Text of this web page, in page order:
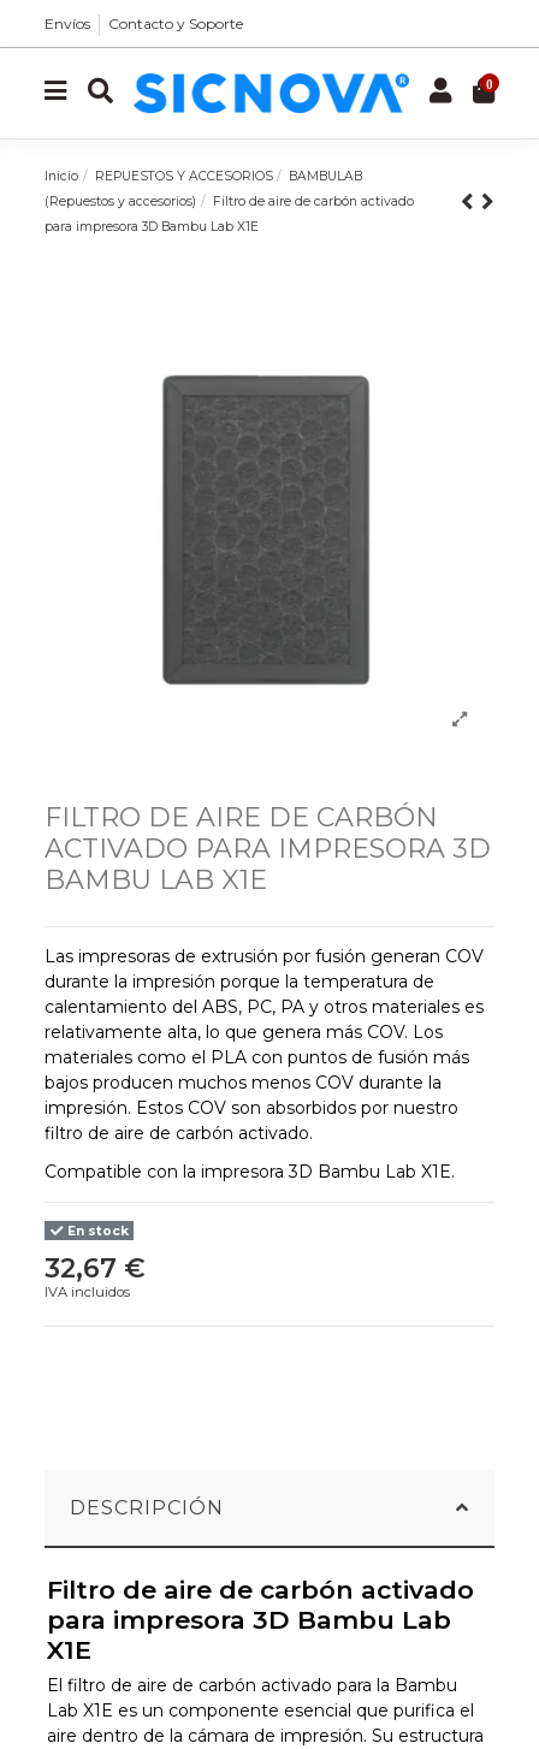
Envíos Contacto y Soporte
0
Inicio REPUESTOS Y ACCESORIOS
BAMBULAB
(Repuestos y accesorios)
Filtro de aire de carbón activado
para impresora 3D Bambu Lab X1E
FILTRO DE AIRE DE CARBÓN
ACTIVADO PARA IMPRESORA 3D
BAMBU LAB X1E
Las impresoras de extrusión por fusión generan COV
durante la impresión porque la temperatura de
calentamiento del ABS, PC, PA y otros materiales es
relativamente alta, lo que genera más COV. Los
materiales como el PLA con puntos de fusión más
bajos producen muchos menos COV durante la
impresión. Estos COV son absorbidos por nuestro
filtro de aire de carbón activado.
Compatible con la impresora 3D Bambu Lab X1E.
En stock
32,67 €
IVA incluidos
DESCRIPCIÓN
Filtro de aire de carbón activado
para impresora 3D Bambu Lab
X1E
El filtro de aire de carbón activado para la Bambu
Lab X1E es un componente esencial que purifica el
aire dentro de la cámara de impresión. Su estructura